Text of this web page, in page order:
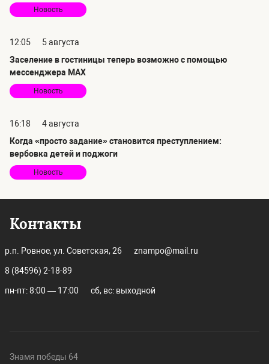
Новость
12:05
5 августа
Заселение в гостиницы теперь возможно с помощью
мессенджера MAX
Новость
16:18
4 августа
Когда «просто задание» становится преступлением:
вербовка детей и поджоги
Новость
Контакты
р.п. Ровное, ул. Советская, 26 znampo@mail.ru
8 (84596) 2-18-89
пн-пт: 8:00 — 17:00 сб, вс: выходной
Знамя победы 64